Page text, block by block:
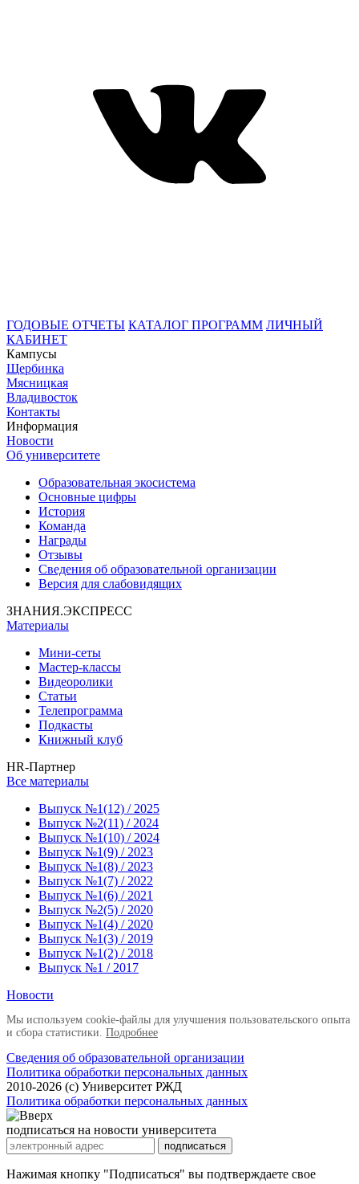
ГОДОВЫЕ ОТЧЕТЫ КАТАЛОГ ПРОГРАММ ЛИЧНЫЙ
КАБИНЕТ
Кампусы
Щербинка
Мясницкая
Владивосток
Контакты
Информация
Новости
Об университете
Образовательная экосистема
Основные цифры
История
Команда
Награды
Отзывы
Сведения об образовательной организации
Версия для слабовидящих
ЗНАНИЯ.ЭКСПРЕСС
Материалы
Мини-сеты
Мастер-классы
Видеоролики
Статьи
Телепрограмма
Подкасты
Книжный клуб
HR-Партнер
Все материалы
Выпуск №1(12) / 2025
Выпуск №2(11) / 2024
Выпуск №1(10) / 2024
Выпуск №1(9) / 2023
Выпуск №1(8) / 2023
Выпуск №1(7) / 2022
Выпуск №1(6) / 2021
Выпуск №2(5) / 2020
Выпуск №1(4) / 2020
Выпуск №1(3) / 2019
Выпуск №1(2) / 2018
Выпуск №1 / 2017
Новости
Мы используем cookie-файлы для улучшения пользовательского опыта
и сбора статистики. Подробнее
Сведения об образовательной организации
Политика обработки персональных данных
2010-2026 (с) Университет РЖД
Политика обработки персональных данных
подписаться на новости университета
подписаться
Нажимая кнопку "Подписаться" вы подтверждаете свое